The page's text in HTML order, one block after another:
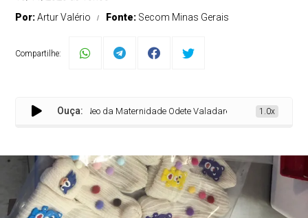
Por:Artur Valério Fonte: Secom Minas Gerais
Compartilhe:
Ouça:
UTI Neo da Maternidade Odete Valadares promove Dia da
1.0x